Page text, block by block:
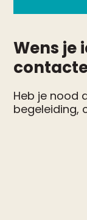
Wens je
Heb je nood
begeleiding,